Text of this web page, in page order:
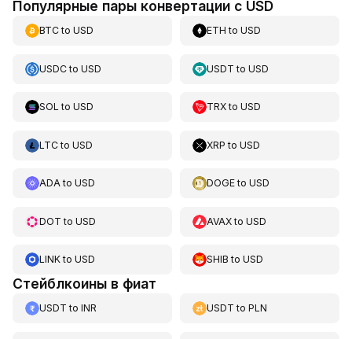
Популярные пары конвертации с USD
BTCto USD ETH toUSD
USDCto USD USDT toUSD
SOL to USD TRXtoUSD
LTCto USD XRP toUSD
ADAto USD DOGEtoUSD
DOT to USD AVAXtoUSD
LINKto USD SHIB toUSD
Стейблкоины в фиат
USDT to INR USDT toPLN